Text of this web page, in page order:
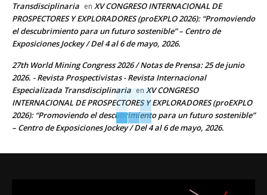
Transdisciplinaria en XV CONGRESO INTERNACIONAL DE
PROSPECTORES Y EXPLORADORES (proEXPLO 2026): “Promoviendo
el descubrimiento para un futuro sostenible” – Centro de
Exposiciones Jockey / Del 4 al 6 de mayo, 2026.
27th World Mining Congress 2026 / Notas de Prensa: 25 de junio
2026. - Revista Prospectivistas - Revista Internacional
Especializada Transdisciplinaria enXV CONGRESO
INTERNACIONAL DE PROSPECTORES Y EXPLORADORES (proEXPLO
2026): “Promoviendo el descubrimiento para un futuro sostenible”
– Centro de Exposiciones Jockey / Del 4 al 6 de mayo, 2026.